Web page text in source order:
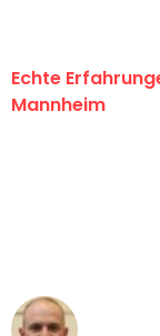
Echte
Mannheim